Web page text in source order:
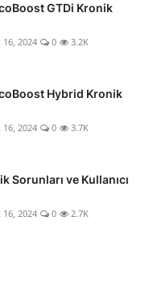
GTDi Kronik
16, 2024 0 3.2K
Hybrid Kronik
16, 2024 0 3.7K
Sorunları ve Kullanıcı
16, 2024 0 2.7K